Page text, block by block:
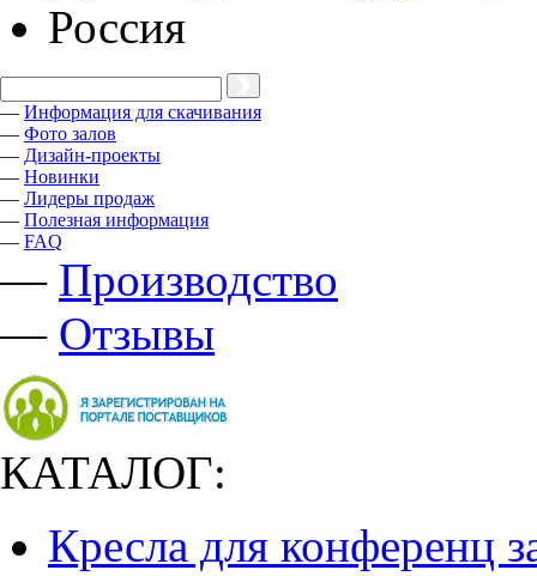
Россия
— Информация для скачивания
— Фото залов
— Дизайн-проекты
— Новинки
— Лидеры продаж
— Полезная информация
— FAQ
— Производство
— Отзывы
КАТАЛОГ:
Кресла для конференц